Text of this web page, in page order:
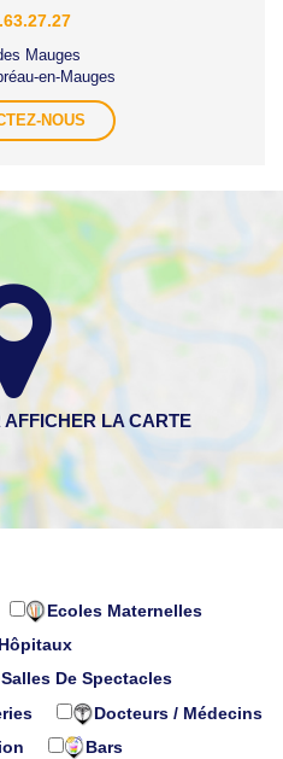
Mauges
en-Mauges
NOUS
Ecoles Maternelles
Hôpitaux
Salles De Spectacles
Docteurs / Médecins
Bars